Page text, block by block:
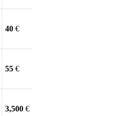
40 €
55 €
3,500 €